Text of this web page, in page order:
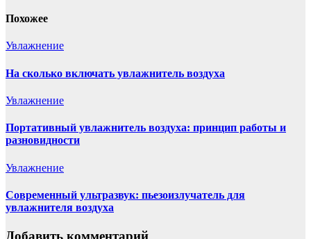
Похожее
Увлажнение
На сколько включать увлажнитель воздуха
Увлажнение
Портативный увлажнитель воздуха: принцип работы и
разновидности
Увлажнение
Современный ультразвук: пьезоизлучатель для
увлажнителя воздуха
Добавить комментарий